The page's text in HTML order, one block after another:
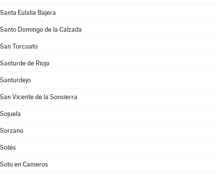
Santa Eulalia Bajera
Santo Domingo de la Calzada
San Torcuato
Santurde de Rioja
Santurdejo
San Vicente de la Sonsierra
Sojuela
Sorzano
Sotés
Soto en Cameros